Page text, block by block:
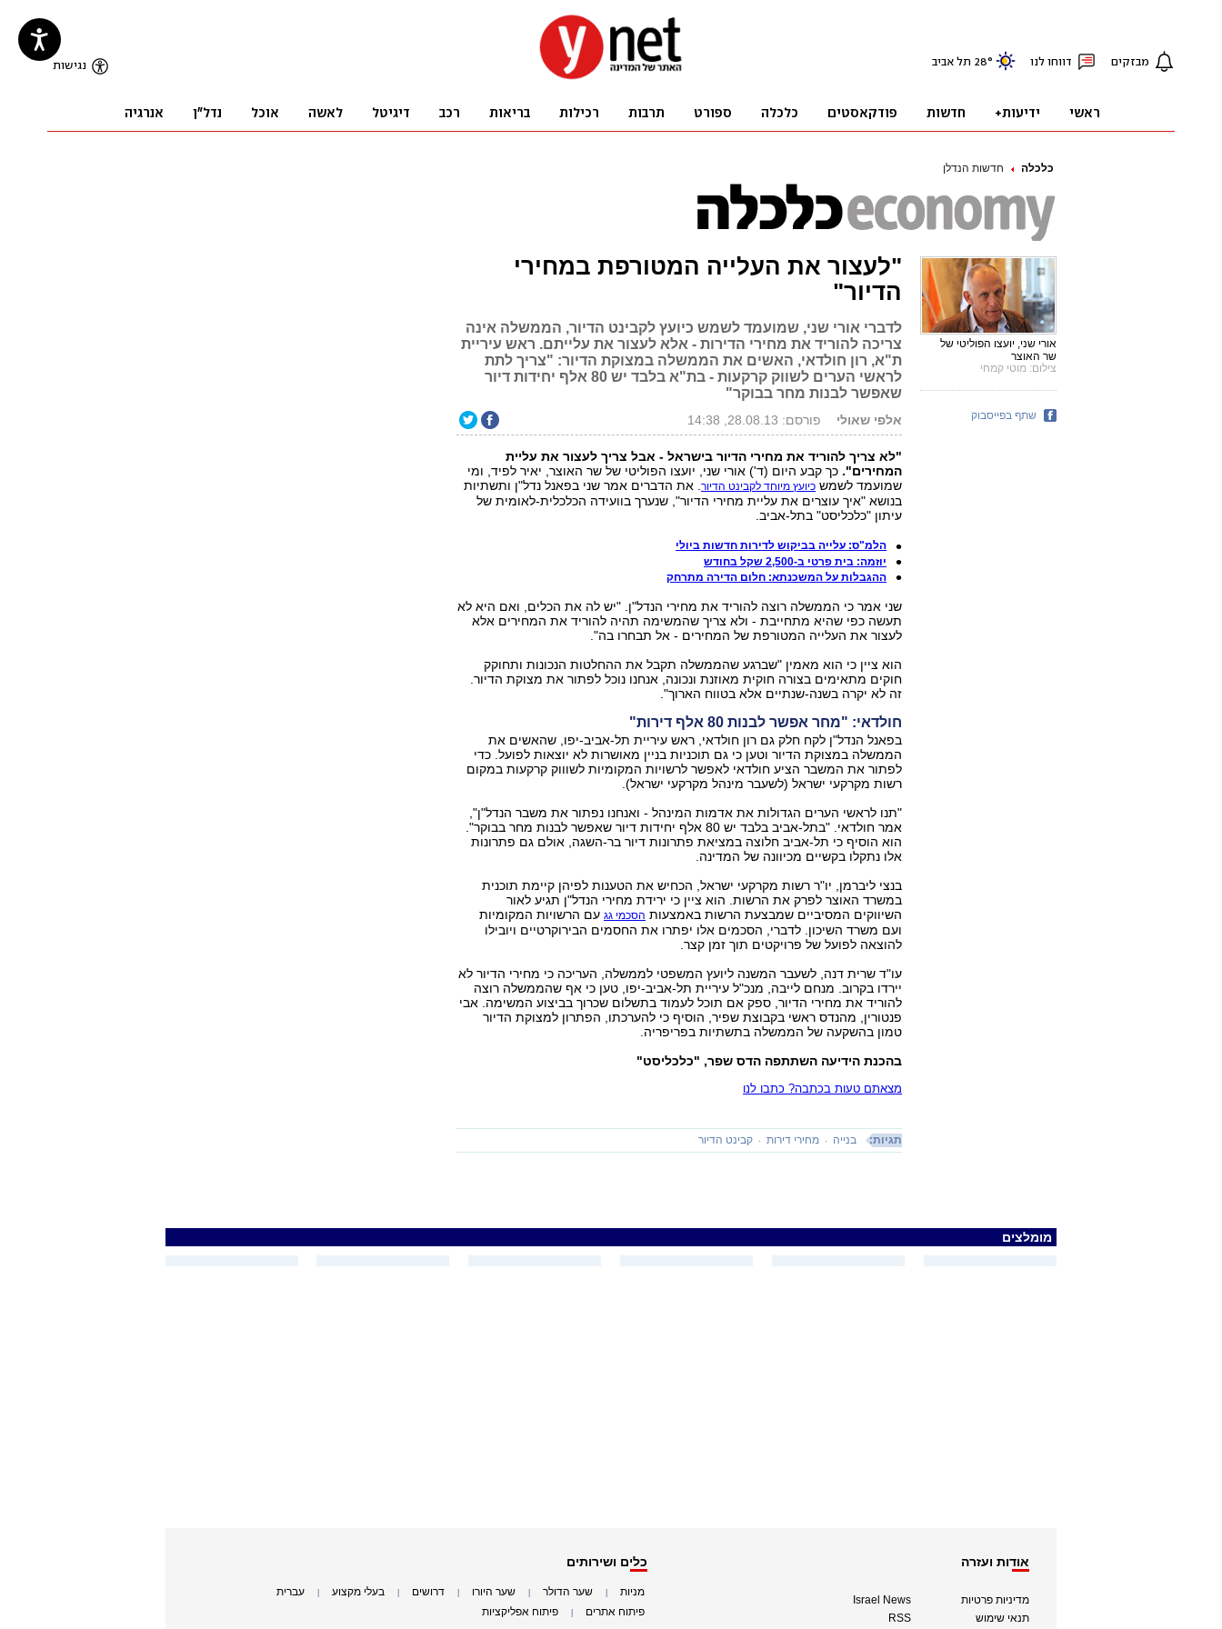
כלכלה חדשות הנדלן
"לעצור את העלייה המטורפת במחירי
הדיור"
לדברי אורי שני, שמועמד לשמש כיועץ לקבינט הדיור, הממשלה אינה
צריכה להוריד את מחירי הדירות - אלא לעצור את עלייתם. ראש עיריית
ת"א, רון חולדאי, האשים את הממשלה במצוקת הדיור: "צריך לתת
לראשי הערים לשווק קרקעות - בת"א בלבד יש 80 אלף יחידות דיור
שאפשר לבנות מחר בבוקר"
אלפי שאולי פורסם: 28.08.13, 14:38
"לא צריך להוריד את מחירי הדיור בישראל - אבל צריך לעצור את עליית
המחירים". כך קבע היום (ד') אורי שני, יועצו הפוליטי של שר האוצר, יאיר לפיד, ומי
שמועמד לשמש כיועץ מיוחד לקבינט הדיור. את הדברים אמר שני בפאנל נדל"ן ותשתיות
בנושא "איך עוצרים את עליית מחירי הדיור", שנערך בוועידה הכלכלית-לאומית של
עיתון "כלכליסט" בתל-אביב.
הלמ"ס: עלייה בביקוש לדירות חדשות ביולי
יוזמה: בית פרטי ב-2,500 שקל בחודש
ההגבלות על המשכנתא: חלום הדירה מתרחק
שני אמר כי הממשלה רוצה להוריד את מחירי הנדל"ן. "יש לה את הכלים, ואם היא לא
תעשה כפי שהיא מתחייבת - ולא צריך שהמשימה תהיה להוריד את המחירים אלא
לעצור את העלייה המטורפת של המחירים - אל תבחרו בה".
הוא ציין כי הוא מאמין "שברגע שהממשלה תקבל את ההחלטות הנכונות ותחוקק
חוקים מתאימים בצורה חוקית מאוזנת ונכונה, אנחנו נוכל לפתור את מצוקת הדיור.
זה לא יקרה בשנה-שנתיים אלא בטווח הארוך".
חולדאי: "מחר אפשר לבנות 80 אלף דירות"
בפאנל הנדל"ן לקח חלק גם רון חולדאי, ראש עיריית תל-אביב-יפו, שהאשים את
הממשלה במצוקת הדיור וטען כי גם תוכניות בניין מאושרות לא יוצאות לפועל. כדי
לפתור את המשבר הציע חולדאי לאפשר לרשויות המקומיות לשוווק קרקעות במקום
רשות מקרקעי ישראל (לשעבר מינהל מקרקעי ישראל).
"תנו לראשי הערים הגדולות את אדמות המינהל - ואנחנו נפתור את משבר הנדל"ן",
אמר חולדאי. "בתל-אביב בלבד יש 80 אלף יחידות דיור שאפשר לבנות מחר בבוקר".
הוא הוסיף כי תל-אביב חלוצה במציאת פתרונות דיור בר-השגה, אולם גם פתרונות
אלו נתקלו בקשיים מכיוונה של המדינה.
בנצי ליברמן, יו"ר רשות מקרקעי ישראל, הכחיש את הטענות לפיהן קיימת תוכנית
במשרד האוצר לפרק את הרשות. הוא ציין כי ירידת מחירי הנדל"ן תגיע לאור
השיווקים המסיביים שמבצעת הרשות באמצעות הסכמי גגעם הרשויות המקומיות
ועם משרד השיכון. לדברי, הסכמים אלו יפתרו את החסמים הבירוקרטיים ויובילו
להוצאה לפועל של פרויקטים תוך זמן קצר.
עו"ד שרית דנה, לשעבר המשנה ליועץ המשפטי לממשלה, העריכה כי מחירי הדיור לא
יירדו בקרוב. מנחם לייבה, מנכ"ל עיריית תל-אביב-יפו, טען כי אף שהממשלה רוצה
להוריד את מחירי הדיור, ספק אם תוכל לעמוד בתשלום שכרוך בביצוע המשימה. אבי
פנטורין, מהנדס ראשי בקבוצת שפיר, הוסיף כי להערכתו, הפתרון למצוקת הדיור
טמון בהשקעה של הממשלה בתשתיות בפריפריה.
בהכנת הידיעה השתתפה הדס שפר, "כלכליסט"
מצאתם טעות בכתבה? כתבו לנו
תגיות: בנייה מחירי דירות קבינט הדיור
אורי שני, יועצו הפוליטי של
שר האוצר
צילום: מוטי קמחי
שתף בפייסבוק
מומלצים
אודות ועזרה
מדיניות פרטיות
תנאי שימוש
Israel News
RSS
כלים ושירותים
מניות שער הדולר שער היורו דרושים בעלי מקצוע עברית
פיתוח אתרים פיתוח אפליקציות